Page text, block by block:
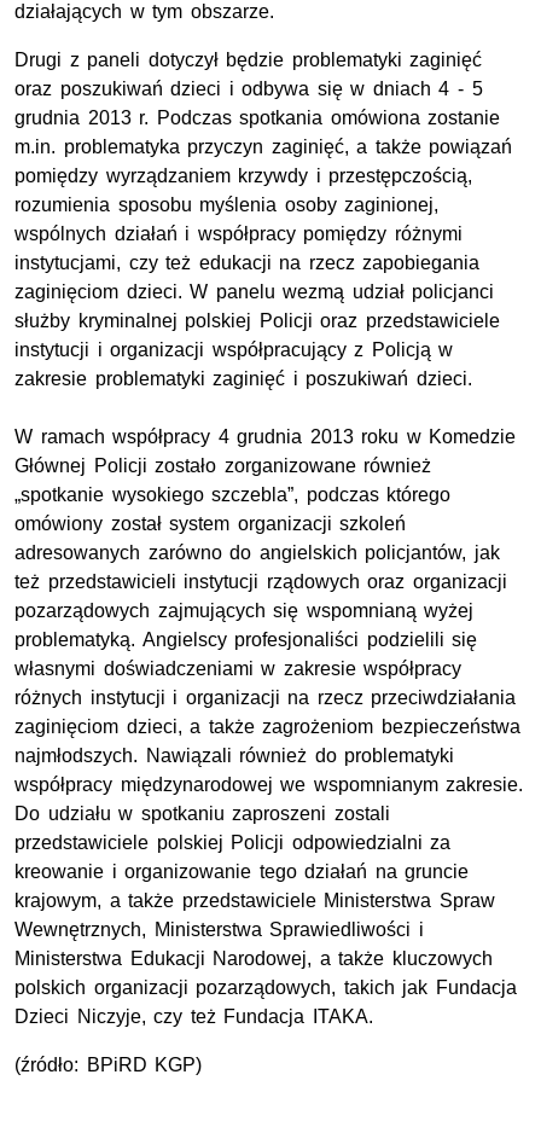
działających w tym obszarze.
Drugi z paneli dotyczył będzie problematyki zaginięć
oraz poszukiwań dzieci i odbywa się w dniach 4 - 5
grudnia 2013 r. Podczas spotkania omówiona zostanie
m.in. problematyka przyczyn zaginięć, a także powiązań
pomiędzy wyrządzaniem krzywdy i przestępczością,
rozumienia sposobu myślenia osoby zaginionej,
wspólnych działań i współpracy pomiędzy różnymi
instytucjami, czy też edukacji na rzecz zapobiegania
zaginięciom dzieci. W panelu wezmą udział policjanci
służby kryminalnej polskiej Policji oraz przedstawiciele
instytucji i organizacji współpracujący z Policją w
zakresie problematyki zaginięć i poszukiwań dzieci.
W ramach współpracy 4 grudnia 2013 roku w Komedzie
Głównej Policji zostało zorganizowane również
„spotkanie wysokiego szczebla”, podczas którego
omówiony został system organizacji szkoleń
adresowanych zarówno do angielskich policjantów, jak
też przedstawicieli instytucji rządowych oraz organizacji
pozarządowych zajmujących się wspomnianą wyżej
problematyką. Angielscy profesjonaliści podzielili się
własnymi doświadczeniami w zakresie współpracy
różnych instytucji i organizacji na rzecz przeciwdziałania
zaginięciom dzieci, a także zagrożeniom bezpieczeństwa
najmłodszych. Nawiązali również do problematyki
współpracy międzynarodowej we wspomnianym zakresie.
Do udziału w spotkaniu zaproszeni zostali
przedstawiciele polskiej Policji odpowiedzialni za
kreowanie i organizowanie tego działań na gruncie
krajowym, a także przedstawiciele Ministerstwa Spraw
Wewnętrznych, Ministerstwa Sprawiedliwości i
Ministerstwa Edukacji Narodowej, a także kluczowych
polskich organizacji pozarządowych, takich jak Fundacja
Dzieci Niczyje, czy też Fundacja ITAKA.
(źródło: BPiRD KGP)